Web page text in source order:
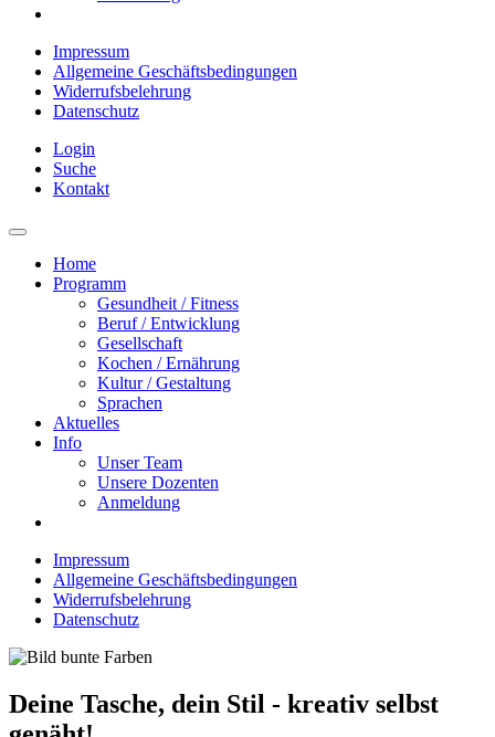
Impressum
Allgemeine Geschäftsbedingungen
Widerrufsbelehrung
Datenschutz
Login
Suche
Kontakt
Home
Programm
Gesundheit / Fitness
Beruf / Entwicklung
Gesellschaft
Kochen / Ernährung
Kultur / Gestaltung
Sprachen
Aktuelles
Info
Unser Team
Unsere Dozenten
Anmeldung
Impressum
Allgemeine Geschäftsbedingungen
Widerrufsbelehrung
Datenschutz
Deine Tasche, dein Stil - kreativ selbst